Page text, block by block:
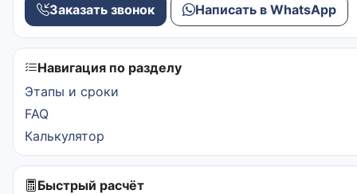
Заказать звонок Написать в WhatsApp
Навигация по разделу
Этапы и сроки
FAQ
Калькулятор
Быстрый расчёт